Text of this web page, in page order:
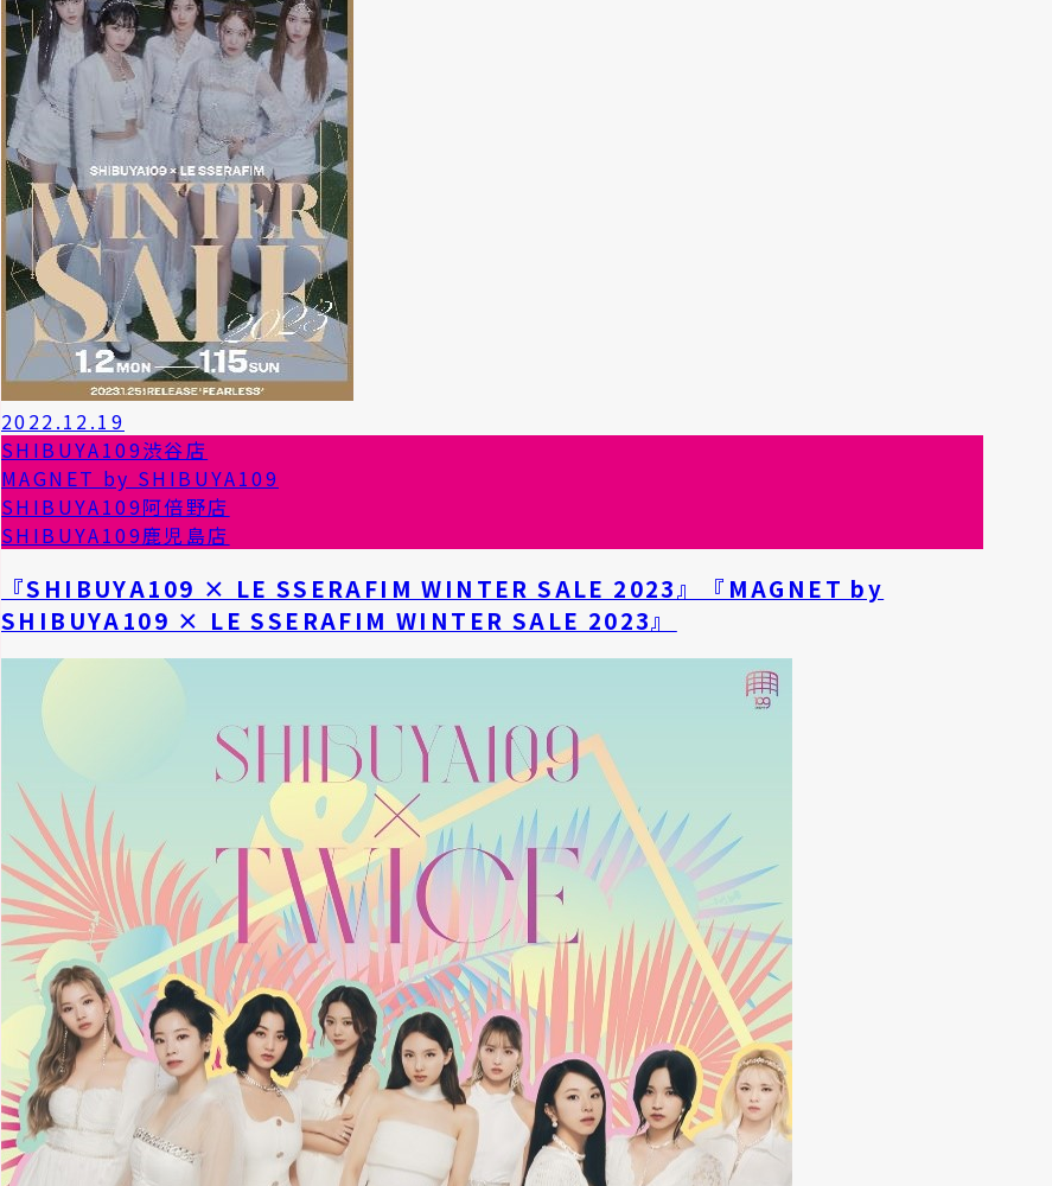
2022.12.19
SHIBUYA109渋谷店
MAGNET by SHIBUYA109
SHIBUYA109阿倍野店
SHIBUYA109鹿児島店
『SHIBUYA109 × LE SSERAFIM WINTER SALE 2023』『MAGNET by
SHIBUYA109 × LE SSERAFIM WINTER SALE 2023』